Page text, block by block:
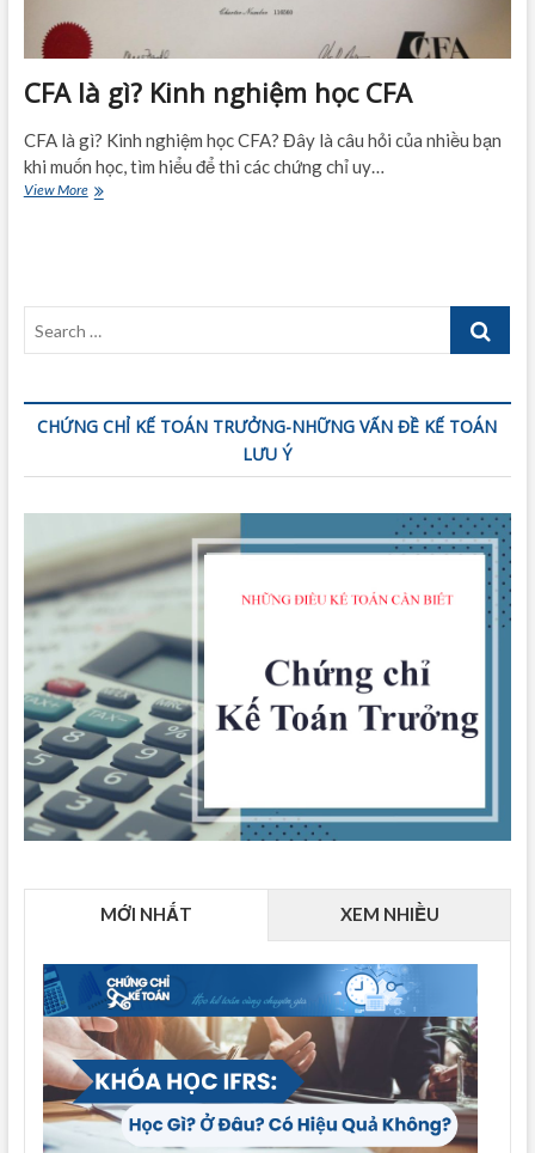
CFA là gì? Kinh nghiệm học CFA
CFA là gì? Kinh nghiệm học CFA? Đây là câu hỏi của nhiều bạn
khi muốn học, tìm hiểu để thi các chứng chỉ uy…
View MoreCFA
Search
CHỨNG CHỈ KẾ TOÁN TRƯỞNG-NHỮNG VẤN ĐỀ KẾ TOÁN
LƯU Ý
MỚI NHẤT XEM NHIỀU